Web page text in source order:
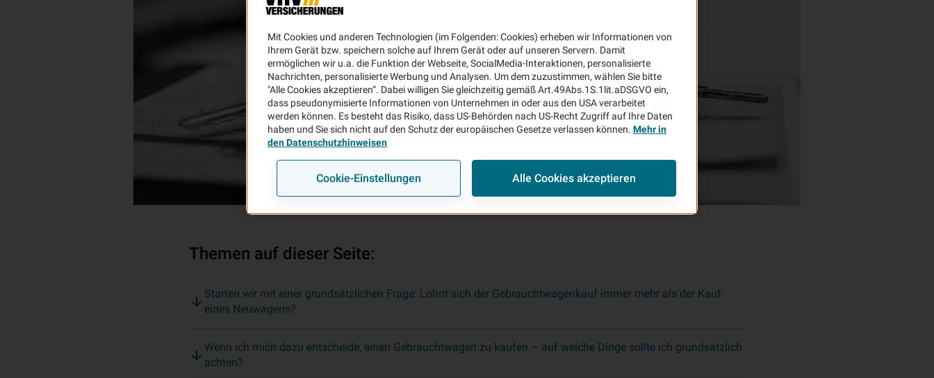
Themen auf dieser Seite:
Starten wir mit einer grundsätzlichen Frage: Lohnt sich der Gebrauchtwagenkauf immer mehr als der Kauf
eines Neuwagens?
Wenn ich mich dazu entscheide, einen Gebrauchtwagen zu kaufen – auf welche Dinge sollte ich grundsätzlich
achten?
Mit Cookies und anderen Technologien (im Folgenden: Cookies) erheben wir Informationen von
Ihrem Gerät bzw. speichern solche auf Ihrem Gerät oder auf unseren Servern. Damit
ermöglichen wir u.a. die Funktion der Webseite, SocialMedia-Interaktionen, personalisierte
Nachrichten, personalisierte Werbung und Analysen. Um dem zuzustimmen, wählen Sie bitte
"Alle Cookies akzeptieren“. Dabei willigen Sie gleichzeitig gemäß Art.49Abs.1S.1lit.aDSGVO ein,
dass pseudonymisierte Informationen von Unternehmen in oder aus den USA verarbeitet
werden können. Es besteht das Risiko, dass US-Behörden nach US-Recht Zugriff auf Ihre Daten
haben und Sie sich nicht auf den Schutz der europäischen Gesetze verlassen können. Mehr in
den Datenschutzhinweisen
Cookie-Einstellungen Alle Cookies akzeptieren